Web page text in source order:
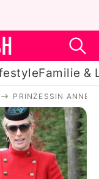
Familie &
PRINZESSIN ANNE